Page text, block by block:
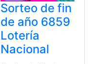
Sorteo de fin
de año 6859
Lotería
Nacional